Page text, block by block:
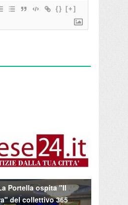
{} [+]
Portella ospita "Il
del collettivo 365